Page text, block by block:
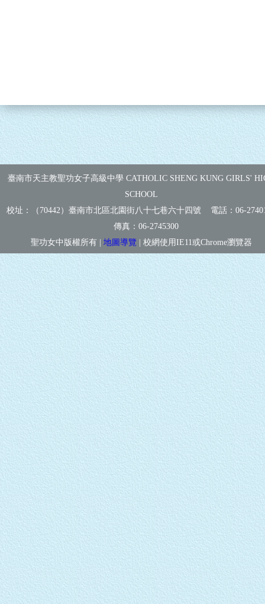
臺南市天主教聖功女子高級中學 CATHOLIC SHENG KUNG GIRLS'
SCHOOL
校址：（70442）臺南市北區北園街八十七巷六十四號 電話：06-
傳真： 06-2745300
聖功女中版權所有 | 地圖導覽 | 校網使用IE11或Chrome瀏覽器